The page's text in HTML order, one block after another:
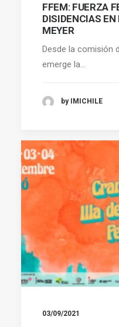
FFEM: FUERZA
DISIDENCIAS
MEYER
Desde la comisión
emerge la…
by IMICHILE
03/09/2021